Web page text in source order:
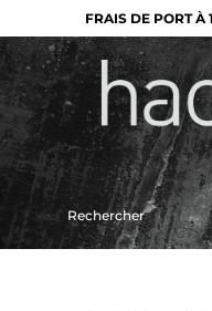
FRAIS DE PORT À
sur
le